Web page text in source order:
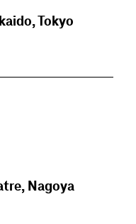
Tokyo
Nagoya